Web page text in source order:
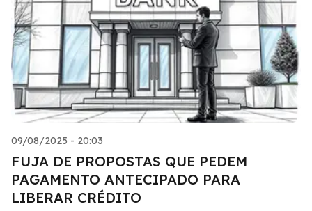
09/08/2025 - 20:03
FUJA DE PROPOSTAS QUE PEDEM
PAGAMENTO ANTECIPADO PARA
LIBERAR CRÉDITO